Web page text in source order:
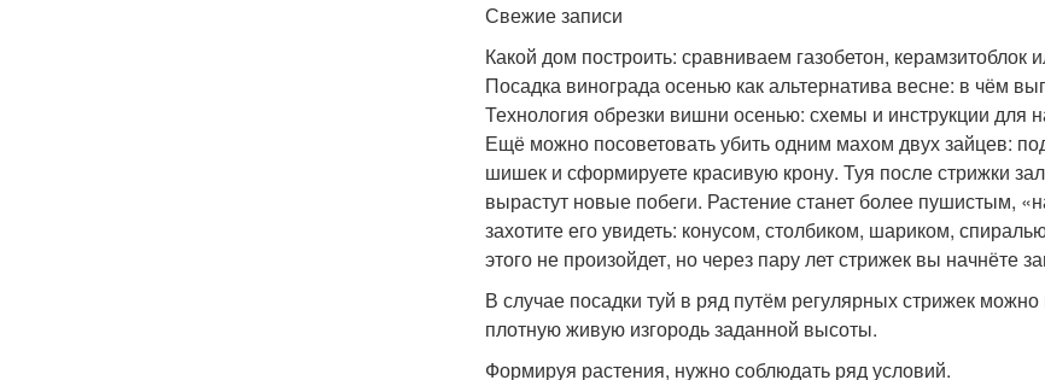
Свежие записи
Какой дом построить: сравниваем газобетон, керамзитоблок
Посадка винограда осенью как альтернатива весне: в чём
Технология обрезки вишни осенью: схемы и инструкции для
Ещё можно посоветовать убить одним махом двух зайцев:
шишек и сформируете красивую крону. Туя после стрижки
вырастут новые побеги. Растение станет более пушистым,
захотите его увидеть: конусом, столбиком, шариком,
этого не произойдет, но через пару лет стрижек вы начнёте
В случае посадки туй в ряд путём регулярных стрижек
плотную живую изгородь заданной высоты.
Формируя растения, нужно соблюдать ряд условий.